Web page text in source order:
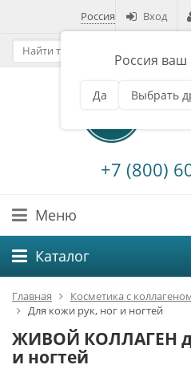
Россия
Россия ваш
Да Выбрать
Вход
+7 (800)
Меню
Каталог
Главная
Косметика с
Для кожи рук, ног и ногтей
ЖИВОЙ КОЛЛАГЕН
и ногтей